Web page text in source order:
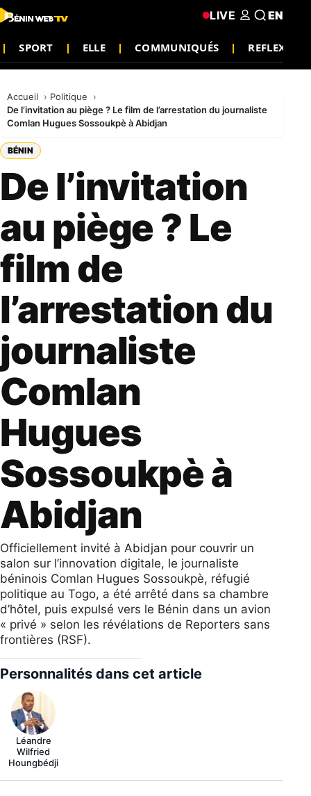
SPORT ELLE COMMUNIQUÉS
LIVE EN
Accueil
Politique
De l’invitation au piège ? Le film de l’arrestation du journaliste
Comlan Hugues Sossoukpè à Abidjan
BÉNIN
De l’invitation
au piège ? Le
film de
l’arrestation du
journaliste
Comlan
Hugues
Sossoukpè à
Abidjan
Officiellement invité à Abidjan pour couvrir un
salon sur l’innovation digitale, le journaliste
béninois Comlan Hugues Sossoukpè, réfugié
politique au Togo, a été arrêté dans sa chambre
d’hôtel, puis expulsé vers le Bénin dans un avion
« privé » selon les révélations de Reporters sans
frontières (RSF).
Personnalités dans cet article
Léandre
Wilfried
Houngbédji